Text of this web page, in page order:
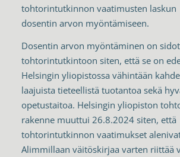
tohtorintutkinnon vaatimusten laskun
dosentin arvon myöntämiseen.
Dosentin arvon myöntäminen on
tohtorintutkintoon siten, että se on
Helsingin yliopistossa vähintään
laajuista tieteellistä tuotantoa sekä
opetustaitoa. Helsingin yliopiston
rakenne muuttui 26.8.2024 siten, että
tohtorintutkinnon vaatimukset
Alimmillaan väitöskirjaa varten riittää